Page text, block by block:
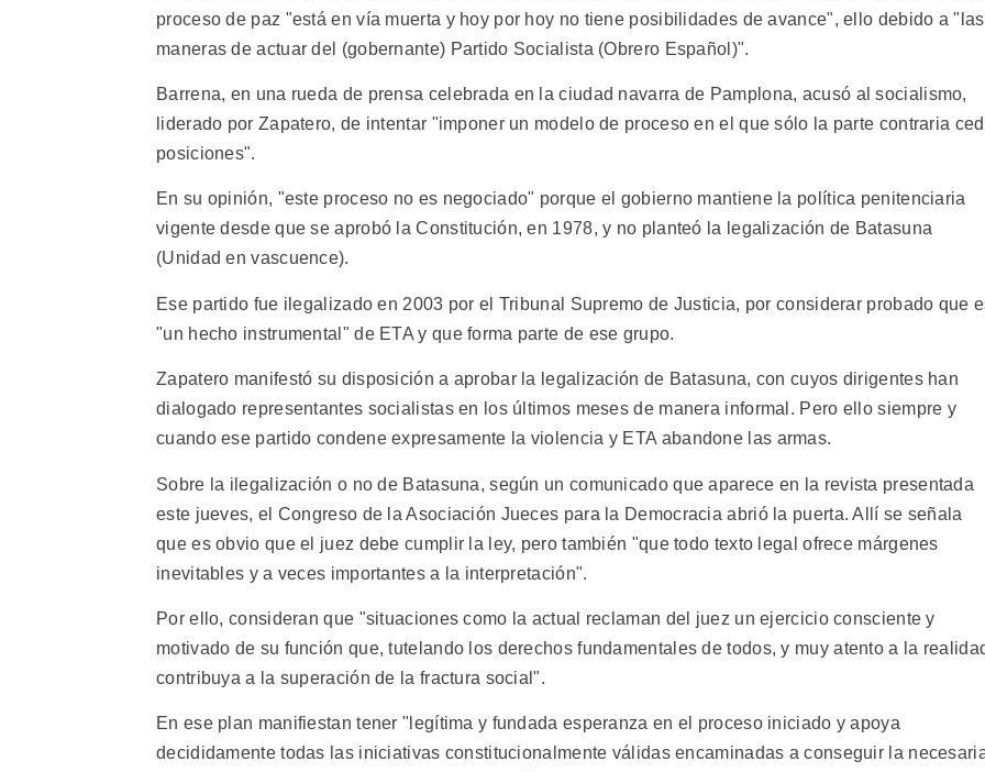
proceso de paz "está en vía muerta y hoy por hoy no tiene posibilidades de avance", ello debido a "las
maneras de actuar del (gobernante) Partido Socialista (Obrero Español)".
Barrena, en una rueda de prensa celebrada en la ciudad navarra de Pamplona, acusó al socialismo,
liderado por Zapatero, de intentar "imponer un modelo de proceso en el que sólo la parte contraria
posiciones".
En su opinión, "este proceso no es negociado" porque el gobierno mantiene la política penitenciaria
vigente desde que se aprobó la Constitución, en 1978, y no planteó la legalización de Batasuna
(Unidad en vascuence).
Ese partido fue ilegalizado en 2003 por el Tribunal Supremo de Justicia, por considerar probado que
"un hecho instrumental" de ETA y que forma parte de ese grupo.
Zapatero manifestó su disposición a aprobar la legalización de Batasuna, con cuyos dirigentes han
dialogado representantes socialistas en los últimos meses de manera informal. Pero ello siempre y
cuando ese partido condene expresamente la violencia y ETA abandone las armas.
Sobre la ilegalización o no de Batasuna, según un comunicado que aparece en la revista presentada
este jueves, el Congreso de la Asociación Jueces para la Democracia abrió la puerta. Allí se señala
que es obvio que el juez debe cumplir la ley, pero también "que todo texto legal ofrece márgenes
inevitables y a veces importantes a la interpretación".
Por ello, consideran que "situaciones como la actual reclaman del juez un ejercicio consciente y
motivado de su función que, tutelando los derechos fundamentales de todos, y muy atento a la
contribuya a la superación de la fractura social".
En ese plan manifiestan tener "legítima y fundada esperanza en el proceso iniciado y apoya
decididamente todas las iniciativas constitucionalmente válidas encaminadas a conseguir la